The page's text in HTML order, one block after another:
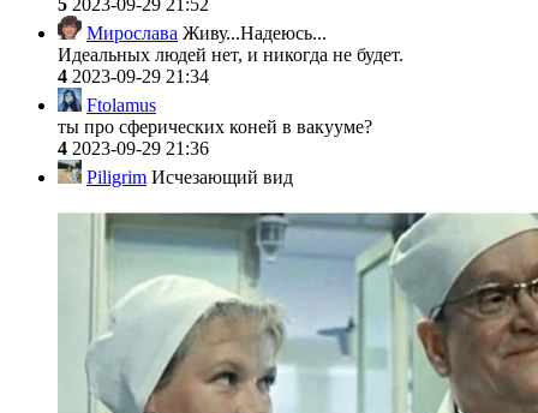
5 2023-09-29 21:52
Мирослава Живу...Надеюсь...
Идеальных людей нет, и никогда не будет.
4 2023-09-29 21:34
Ftolamus
ты про сферических коней в вакууме?
4 2023-09-29 21:36
Piligrim Исчезающий вид